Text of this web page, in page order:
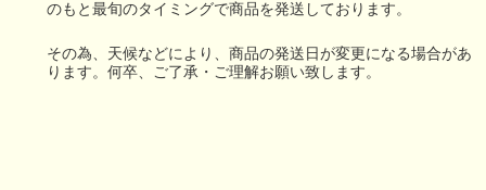
のもと最旬のタイミングで商品を発送しております。
その為、天候などにより、商品の発送日が変更になる場合があ
ります。何卒、ご了承・ご理解お願い致します。